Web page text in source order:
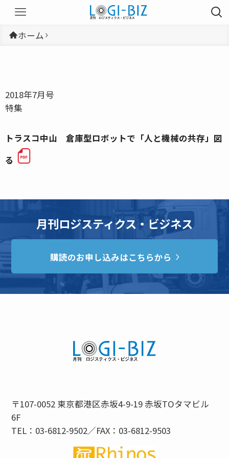
ホーム
2018年7月号
特集
トラスコ中山 倉庫型ロボットで「人と機械の共存」図
る
月刊ロジスティクス・ビジネス
購読のお申し込みはこちらから
〒107-0052 東京都港区赤坂4-9-19 赤坂TOタマビル
6F
TEL：03-6812-9502／FAX：03-6812-9503